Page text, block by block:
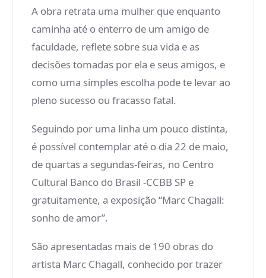
A obra retrata uma mulher que enquanto
caminha até o enterro de um amigo de
faculdade, reflete sobre sua vida e as
decisões tomadas por ela e seus amigos, e
como uma simples escolha pode te levar ao
pleno sucesso ou fracasso fatal.
Seguindo por uma linha um pouco distinta,
é possível contemplar até o dia 22 de maio,
de quartas a segundas-feiras, no Centro
Cultural Banco do Brasil -CCBB SP e
gratuitamente, a exposição “Marc Chagall:
sonho de amor”.
São apresentadas mais de 190 obras do
artista Marc Chagall, conhecido por trazer